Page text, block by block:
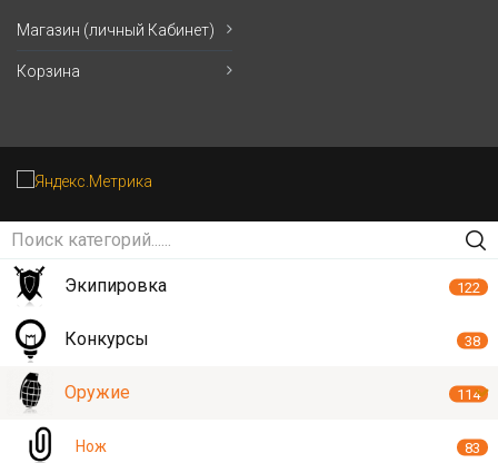
Магазин (личный Кабинет)
Корзина
Экипировка 122
Конкурсы 38
Оружие 114
Нож 83